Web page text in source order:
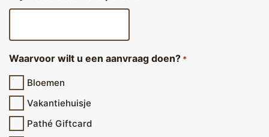
Waarvoor wilt u een aanvraag doen? *
Bloemen
Vakantiehuisje
Pathé Giftcard